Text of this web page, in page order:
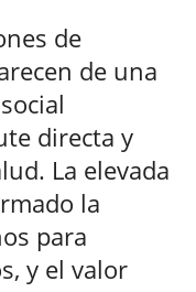
de
de una
directa y
La elevada
la
para
y el valor